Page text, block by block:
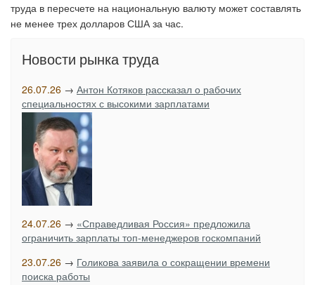
труда в пересчете на национальную валюту может составлять
не менее трех долларов США за час.
Новости рынка труда
26.07.26 → Антон Котяков рассказал о рабочих
специальностях с высокими зарплатами
24.07.26 → «Справедливая Россия» предложила
ограничить зарплаты топ-менеджеров госкомпаний
23.07.26 → Голикова заявила о сокращении времени
поиска работы